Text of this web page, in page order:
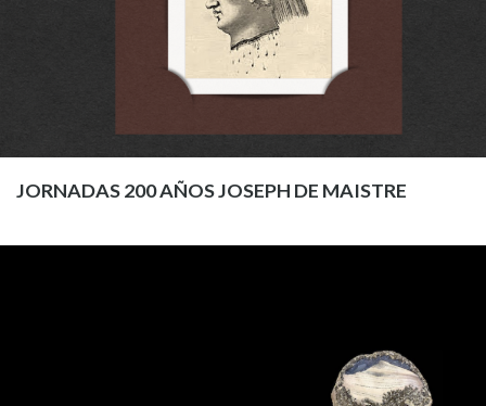
JORNADAS 200 AÑOS JOSEPH DE MAISTRE